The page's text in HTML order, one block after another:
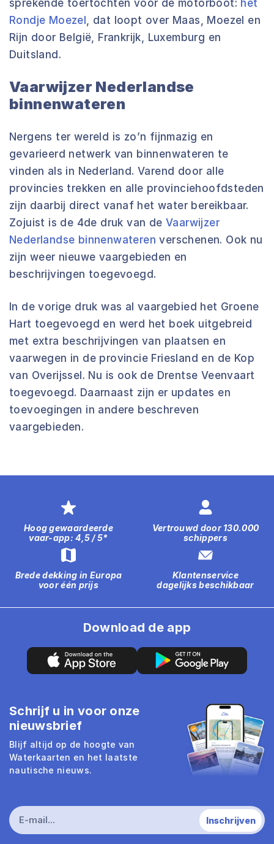
sprekende toertochten voor de motorboot: het
Rondje Moezel , dat loopt over Maas, Moezel en
Rijn door België, Frankrijk, Luxemburg en
Duitsland.
Vaarwijzer Nederlandse
binnenwateren
Nergens ter wereld is zo’n fijnmazig en
gevarieerd netwerk van binnenwateren te
vinden als in Nederland. Varend door alle
provincies trekken en alle provinciehoofdsteden
zijn daarbij direct vanaf het water bereikbaar.
Zojuist is de 4de druk van de Vaarwijzer
Nederlandse binnenwateren verschenen. Ook nu
zijn weer nieuwe vaargebieden en
beschrijvingen toegevoegd.
In de vorige druk was al vaargebied het Groene
Hart toegevoegd en werd het boek uitgebreid
met extra beschrijvingen van plaatsen en
vaarwegen in de provincie Friesland en de Kop
van Overijssel. Nu is ook de Drentse Veenvaart
toegevoegd. Daarnaast zijn er updates en
toevoegingen in andere beschreven
vaargebieden.
Hoog gewaardeerde
vaar-app: 4,5 / 5*
Vertrouwd door 130.000
schippers
Brede dekking in Europa
voor één prijs
Klantenservice
dagelijks beschikbaar
Download de app
Schrijf u in voor onze
nieuwsbrief
Blijf altijd op de hoogte van
Waterkaarten en het laatste
nautische nieuws.